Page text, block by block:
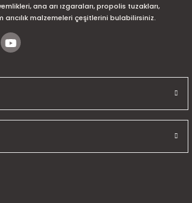
ana arı ızgaraları, propolis tuzakları,
malzemeleri çeşitlerini bulabilirsiniz.